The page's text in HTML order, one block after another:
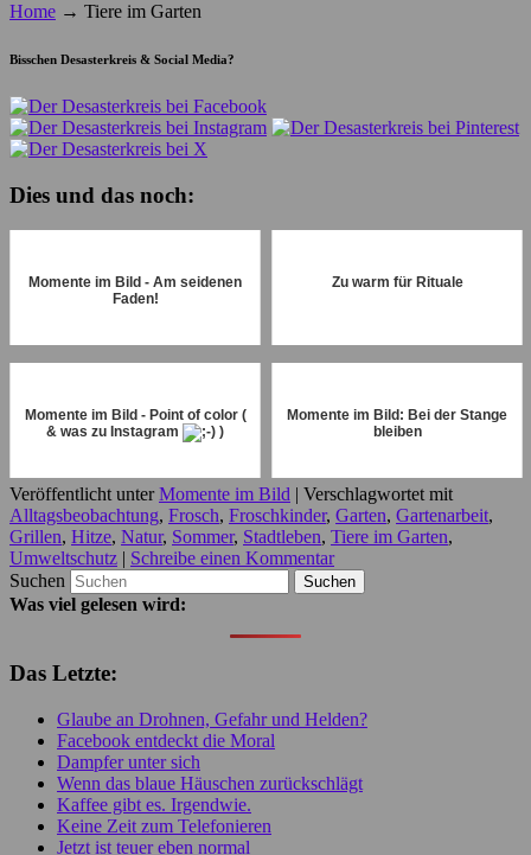
Home → Tiere im Garten
Bisschen Desasterkreis & Social Media?
Dies und das noch:
Momente im Bild - Am seidenen
Faden!
Zu warm für Rituale
Momente im Bild - Point of color (
& was zu Instagram
)
Momente im Bild: Bei der Stange
bleiben
Veröffentlicht unter Momente im Bild
Verschlagwortet mit
Alltagsbeobachtung, Frosch, Froschkinder, Garten, Gartenarbeit,
Grillen, Hitze, Natur, Sommer, Stadtleben, Tiere im Garten,
Umweltschutz
Schreibe einen Kommentar
Suchen
Was viel gelesen wird:
Das Letzte:
Glaube an Drohnen, Gefahr und Helden?
Facebook entdeckt die Moral
Dampfer unter sich
Wenn das blaue Häuschen zurückschlägt
Kaffee gibt es. Irgendwie.
Keine Zeit zum Telefonieren
Jetzt ist teuer eben normal